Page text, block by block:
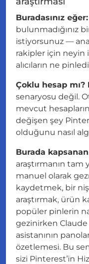
Buradasınız eğer:
bulunmadığınız
istiyorsunuz —
rakipler için neyin
alıcıların ne
Çoklu hesap mı?
senaryosu değil.
mevcut
değişen şey
olduğunu nasıl
Burada
araştırmanın tam
manuel olarak
kaydetmek, bir
araştırmak, ürün
popüler pinlerin
gezinirken Claude
asistanının
özetlemesi. Bu
sizi Pinterest’in